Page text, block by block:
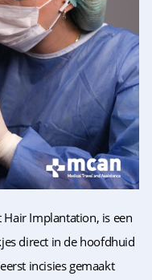
Implantation, is een
direct in de hoofdhuid
incisies gemaakt